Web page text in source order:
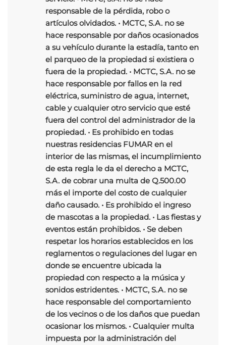
responsable de la pérdida, robo o
artículos olvidados. • MCTC, S.A. no se
hace responsable por daños ocasionados
a su vehículo durante la estadía, tanto en
el parqueo de la propiedad si existiera o
fuera de la propiedad. • MCTC, S.A. no se
hace responsable por fallos en la red
eléctrica, suministro de agua, internet,
cable y cualquier otro servicio que esté
fuera del control del administrador de la
propiedad. • Es prohibido en todas
nuestras residencias FUMAR en el
interior de las mismas, el incumplimiento
de esta regla le da el derecho a MCTC,
S.A. de cobrar una multa de Q.500.00
más el importe del costo de cualquier
daño causado. • Es prohibido el ingreso
de mascotas a la propiedad. • Las fiestas y
eventos están prohibidos. • Se deben
respetar los horarios establecidos en los
reglamentos o regulaciones del lugar en
donde se encuentre ubicada la
propiedad con respecto a la música y
sonidos estridentes. • MCTC, S.A. no se
hace responsable del comportamiento
de los vecinos o de los daños que puedan
ocasionar los mismos. • Cualquier multa
impuesta por la administración del